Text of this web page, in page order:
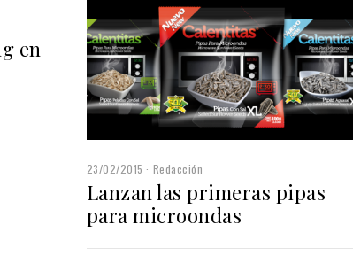
en
23/02/2015 Redacción
Lanzan las primeras pipas
para microondas